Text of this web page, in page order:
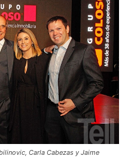
Carla Cabezas y Jaime